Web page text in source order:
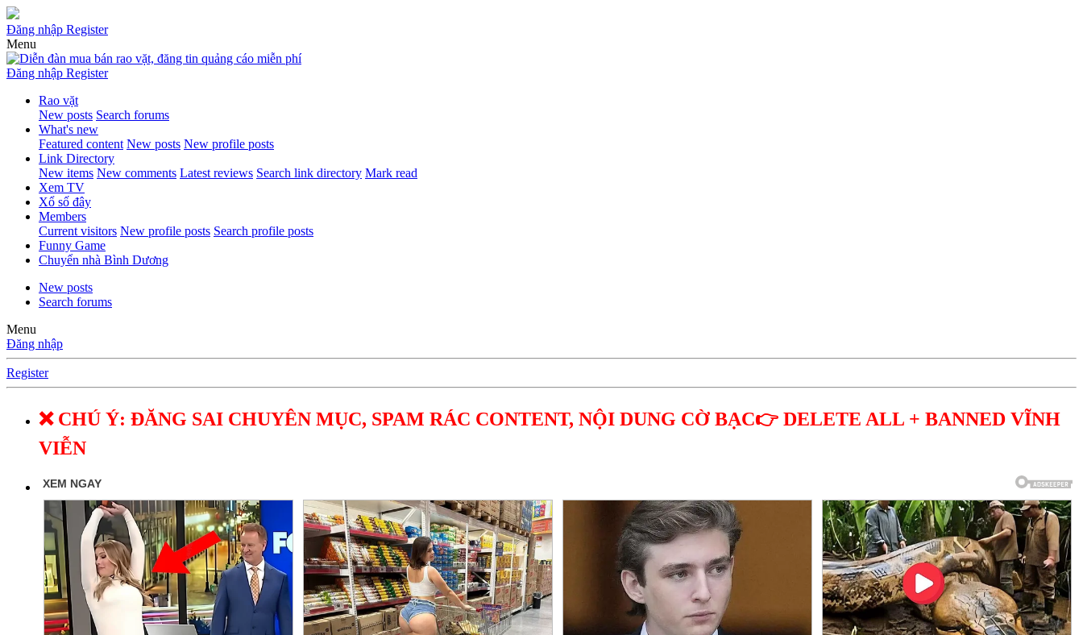
Đăng nhập Register
Menu
Đăng nhập Register
Rao vặt
New posts Search forums
What's new
Featured content New posts New profile posts
Link Directory
New items New comments Latest reviews Search link directory Mark read
Xem TV
Xổ số đây
Members
Current visitors New profile posts Search profile posts
Funny Game
Chuyển nhà Bình Dương
New posts
Search forums
Menu
Đăng nhập
Register
❌ CHÚ Ý: ĐĂNG SAI CHUYÊN MỤC, SPAM RÁC CONTENT, NỘI DUNG CỜ BẠC👉 DELETE ALL + BANNED VĨNH
VIỄN